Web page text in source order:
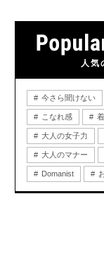
人気
今さら聞けない
こなれ感
大人の女子力
大人のマナー
Domanist